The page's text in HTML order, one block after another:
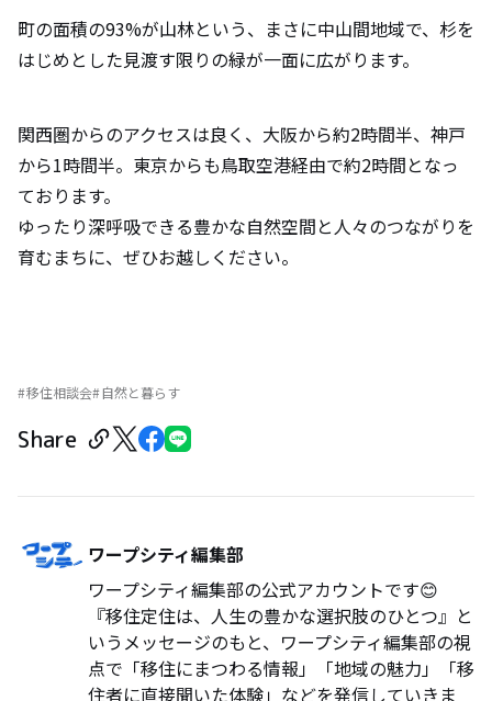
町の面積の93%が山林という、まさに中山間地域で、杉を
はじめとした見渡す限りの緑が一面に広がります。
関西圏からのアクセスは良く、大阪から約2時間半、神戸
から1時間半。東京からも鳥取空港経由で約2時間となっ
ております。
ゆったり深呼吸できる豊かな自然空間と人々のつながりを
育むまちに、ぜひお越しください。
移住相談会 自然と暮らす
Share
ワープシティ編集部
ワープシティ編集部の公式アカウントです😊
『移住定住は、人生の豊かな選択肢のひとつ』と
いうメッセージのもと、ワープシティ編集部の視
点で「移住にまつわる情報」「地域の魅力」「移
住者に直接聞いた体験」などを発信していきま